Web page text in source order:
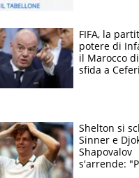
FIFA, la
potere di
il Marocco
sfida a
Shelton si
Sinner e
Shapovalov
s'arrende: